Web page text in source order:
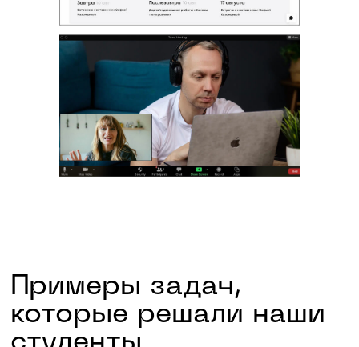
6
Скидки в транспорте
и музеях
Коворкинг для
студентов